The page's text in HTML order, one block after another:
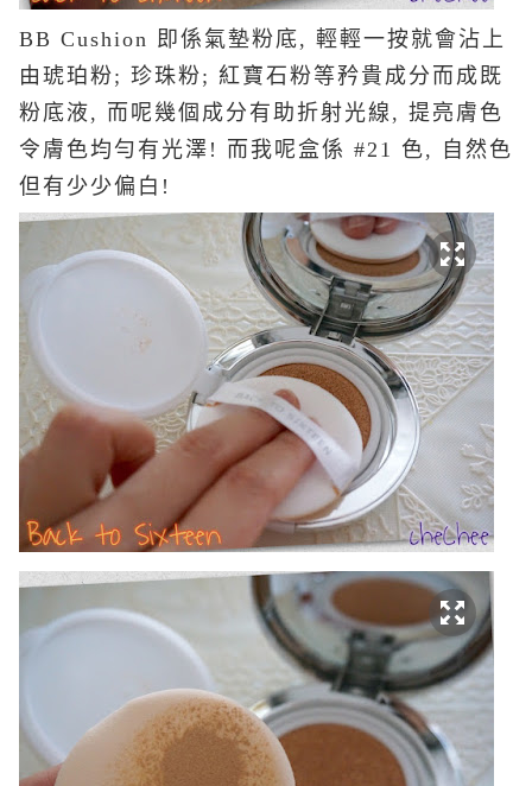
BB Cushion 即係氣墊粉底, 輕輕一按就會沾上
由琥珀粉; 珍珠粉; 紅寶石粉等矜貴成分而成既
粉底液, 而呢幾個成分有助折射光線, 提亮膚色
令膚色均勻有光澤! 而我呢盒係 #21 色, 自然色
但有少少偏白!